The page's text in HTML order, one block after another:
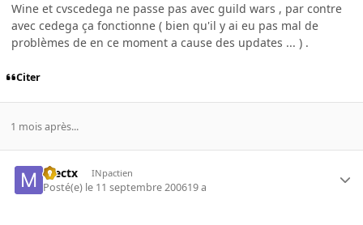
Wine et cvscedega ne passe pas avec guild wars , par contre
avec cedega ça fonctionne ( bien qu'il y ai eu pas mal de
problèmes de en ce moment a cause des updates ... ) .
Citer
1 mois après...
mectx INpactien
Posté(e) le 11 septembre 200619 a